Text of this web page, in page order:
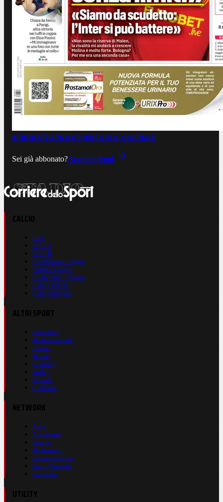
ABBONATI ORA A €0,99LEGGI IL GIORNALE
Sei già abbonato?Accedi e leggi
Live
Serie A
Serie B
Champions League
Europa League
Conference League
Calcio Estero
Calciomercato
Formula 1
Motomondiale
Basket
Tennis
Running
Volley
eSports
Ciclismo
Auto
Autosprint
Inmoto
Motosprint
Guerinsportivo
Sport Network
Fantacup